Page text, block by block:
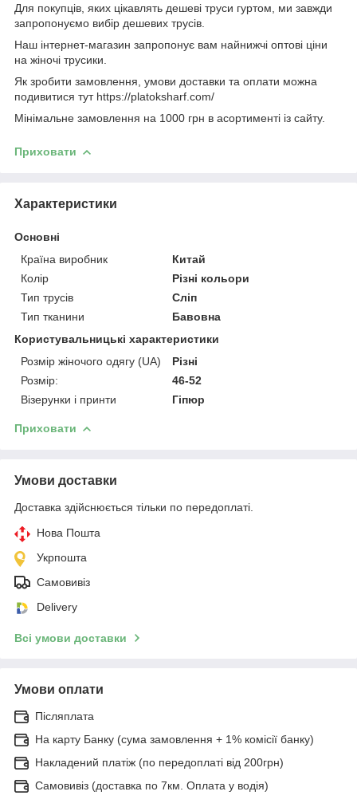
Для покупців, яких цікавлять дешеві труси гуртом, ми завжди
запропонуємо вибір дешевих трусів.
Наш інтернет-магазин запропонує вам найнижчі оптові ціни
на жіночі трусики.
Як зробити замовлення, умови доставки та оплати можна
подивитися тут https://platoksharf.com/
Мінімальне замовлення на 1000 грн в асортименті із сайту.
Приховати
Характеристики
Основні
Країна виробник
Китай
Колір
Різні кольори
Тип трусів
Сліп
Тип тканини
Бавовна
Користувальницькі характеристики
Розмір жіночого одягу (UA)
Різні
Розмір:
46-52
Візерунки і принти
Гіпюр
Приховати
Умови доставки
Доставка здійснюється тільки по передоплаті.
Нова Пошта
Укрпошта
Самовивіз
Delivery
Всі умови доставки
Умови оплати
Післяплата
На карту Банку (сума замовлення + 1% комісії банку)
Накладений платіж (по передоплаті від 200грн)
Самовивіз (доставка по 7км. Оплата у водія)